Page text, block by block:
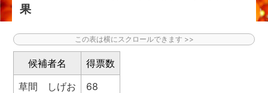
果
候補者名
得票数
草間 しげお
68